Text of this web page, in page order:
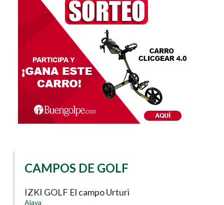
CAMPOS DE GOLF
IZKI GOLF El campo Urturi
Alava